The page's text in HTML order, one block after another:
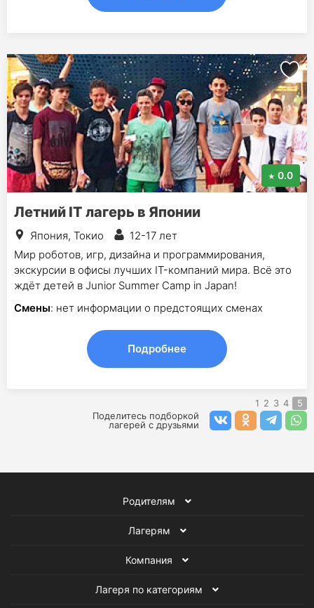
0.0
Летний IT лагерь в Японии
Япония, Токио
12-17 лет
Мир роботов, игр, дизайна и программирования,
экскурсии в офисы лучших IT-компаний мира. Всё это
ждёт детей в Junior Summer Camp in Japan!
Смены: нет информации о предстоящих сменах
Подробнее
1 2 3 4
5
Поделитесь подборкой
лагерей с друзьями
Родителям
Лагерям
Компания
Лагеря по категориям